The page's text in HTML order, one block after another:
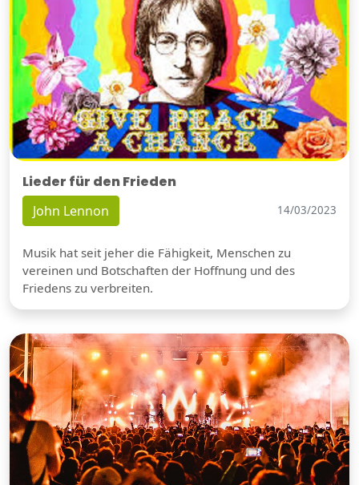
Lieder für den Frieden
John Lennon 14/03/2023
Musik hat seit jeher die Fähigkeit, Menschen zu
vereinen und Botschaften der Hoffnung und des
Friedens zu verbreiten.